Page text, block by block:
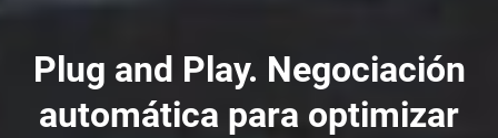
Plug and Play. Negociación
automática para optimizar